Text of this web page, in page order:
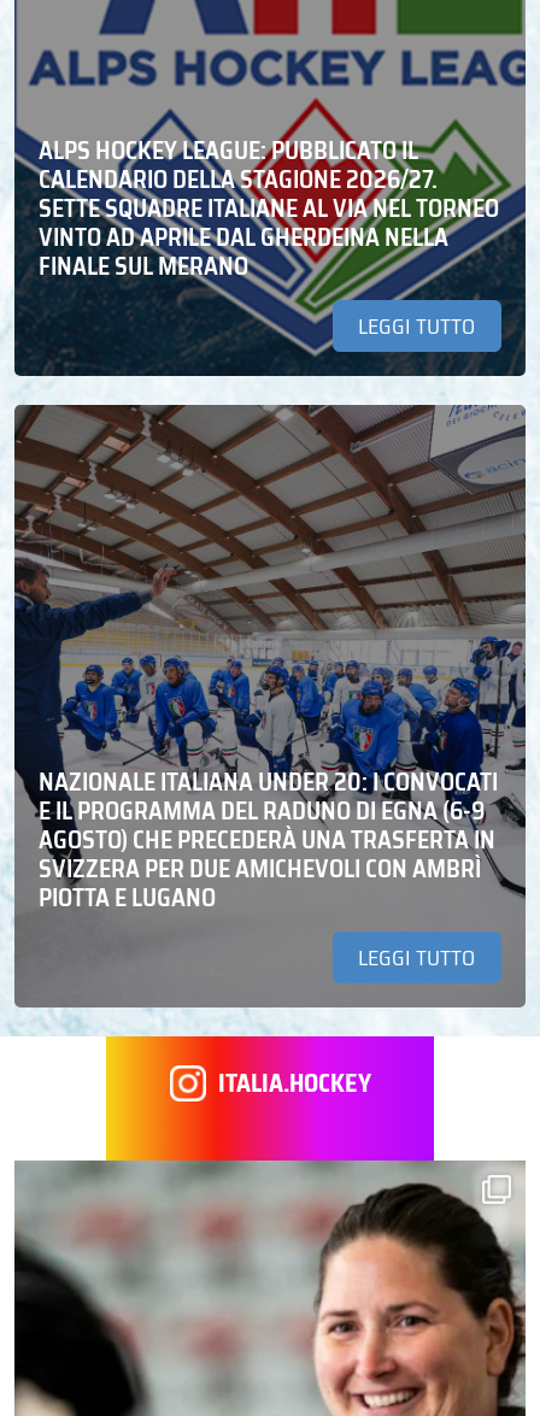
ALPS HOCKEY LEAGUE: PUBBLICATO IL
CALENDARIO DELLA STAGIONE 2026/27.
SETTE SQUADRE ITALIANE AL VIA NEL TORNEO
VINTO AD APRILE DAL GHERDEINA NELLA
FINALE SUL MERANO
LEGGI TUTTO
NAZIONALE ITALIANA UNDER 20: I CONVOCATI
E IL PROGRAMMA DEL RADUNO DI EGNA (6-9
AGOSTO) CHE PRECEDERÀ UNA TRASFERTA IN
SVIZZERA PER DUE AMICHEVOLI CON AMBRÌ
PIOTTA E LUGANO
LEGGI TUTTO
ITALIA.HOCKEY